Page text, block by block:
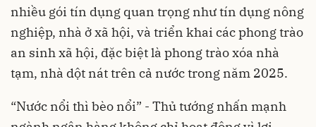
nhiều gói tín dụng quan trọng như tín dụng nông
nghiệp, nhà ở xã hội, và triển khai các phong trào
an sinh xã hội, đặc biệt là phong trào xóa nhà
tạm, nhà dột nát trên cả nước trong năm 2025.
“Nước nổi thì bèo nổi” - Thủ tướng nhấn mạnh